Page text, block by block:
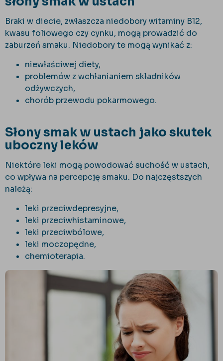
Braki w diecie, zwłaszcza niedobory witaminy B12,
kwasu foliowego czy cynku, mogą prowadzić do
zaburzeń smaku. Niedobory te mogą wynikać z:
niewłaściwej diety,
problemów z wchłanianiem składników
odżywczych,
chorób przewodu pokarmowego.
Słony smak w ustach jako skutek
uboczny leków
Niektóre leki mogą powodować suchość w ustach,
co wpływa na percepcję smaku. Do najczęstszych
należą:
leki przeciwdepresyjne,
leki przeciwhistaminowe,
leki przeciwbólowe,
leki moczopędne,
chemioterapia.